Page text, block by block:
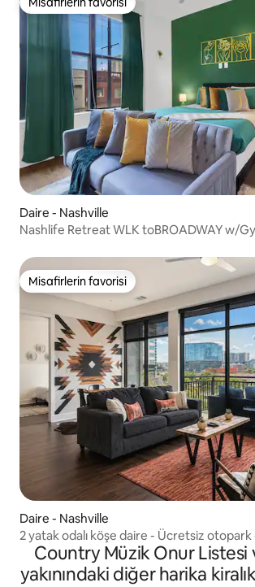
Misafirlerin favorisi
Daire - Nashville
Nashlife Retreat WLK toBROADWAY w/
Misafirlerin favorisi
Misafirlerin favorisi
Daire - Nashville
2 yatak odalı köşe daire - Ücretsiz otopark
Isıtmalı havuz!
Country Müzik Onur Listesi
yakınındaki diğer harika